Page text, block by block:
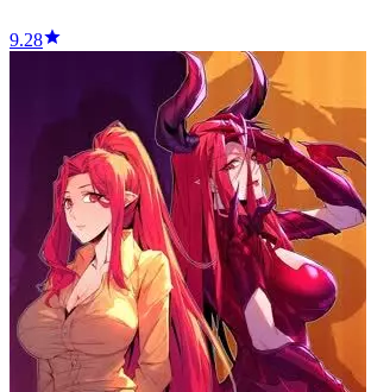
9.28